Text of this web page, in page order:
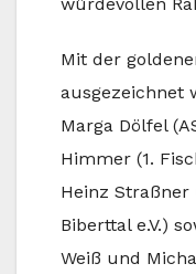
würdevollen
Mit der
ausgezeichnet
Marga Dölfel
Himmer (1.
Heinz Straßner
Biberttal e.V.)
Weiß und